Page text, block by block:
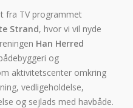
fra TV programmet
Strand, hvor vi vil nyde
Han Herred
og
aktivitetscenter omkring
vedligeholdelse,
og sejlads med havbåde.